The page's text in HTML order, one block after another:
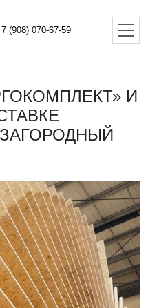
(908) 070-67-59
И
ЗАГОРОДНЫЙ